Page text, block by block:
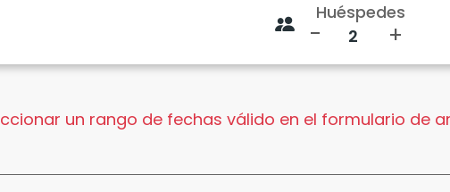
Huéspedes
- +
un rango de fechas válido en el formulario de